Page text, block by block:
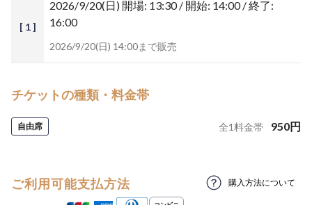
[ 1 ]
2026/9/20(日) 開場: 13:30 / 開始: 14:00 / 終了:
16:00
2026/9/20(日) 14:00まで販売
チケットの種類・料金帯
自由席 全1料金帯 950円
ご利用可能支払方法 購入方法について